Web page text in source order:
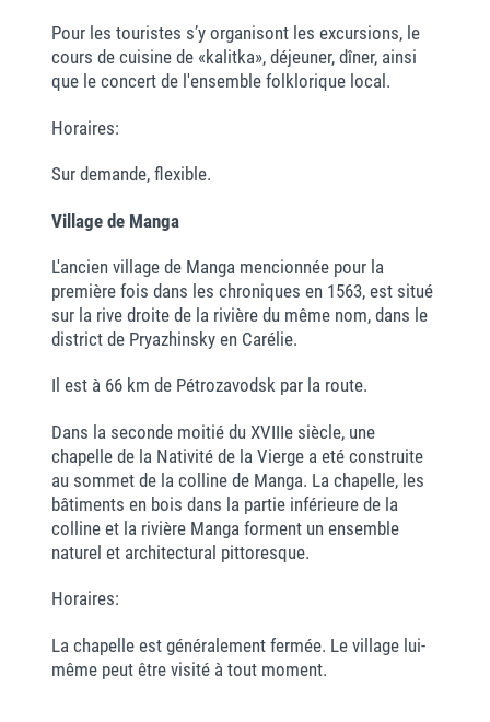
Pour les touristes s’y organisont les excursions, le
cours de cuisine de «kalitka», déjeuner, dîner, ainsi
que le concert de l'ensemble folklorique local.
Horaires:
Sur demande, flexible.
Village de Manga
L'ancien village de Manga mencionnée pour la
première fois dans les chroniques en 1563, est situé
sur la rive droite de la rivière du même nom, dans le
district de Pryazhinsky en Carélie.
Il est à 66 km de Pétrozavodsk par la route.
Dans la seconde moitié du XVIIIe siècle, une
chapelle de la Nativité de la Vierge a eté construite
au sommet de la colline de Manga. La chapelle, les
bâtiments en bois dans la partie inférieure de la
colline et la rivière Manga forment un ensemble
naturel et architectural pittoresque.
Horaires:
La chapelle est généralement fermée. Le village lui-
même peut être visité à tout moment.